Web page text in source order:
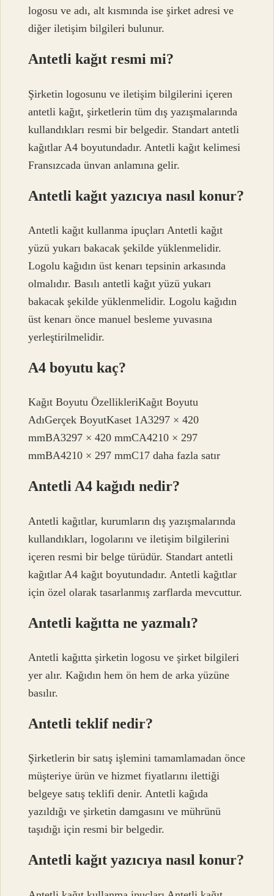
logosu ve adı, alt kısmında ise şirket adresi ve
diğer iletişim bilgileri bulunur.
Antetli kağıt resmi mi?
Şirketin logosunu ve iletişim bilgilerini içeren
antetli kağıt, şirketlerin tüm dış yazışmalarında
kullandıkları resmi bir belgedir. Standart antetli
kağıtlar A4 boyutundadır. Antetli kağıt kelimesi
Fransızcada ünvan anlamına gelir.
Antetli kağıt yazıcıya nasıl konur?
Antetli kağıt kullanma ipuçları Antetli kağıt
yüzü yukarı bakacak şekilde yüklenmelidir.
Logolu kağıdın üst kenarı tepsinin arkasında
olmalıdır. Basılı antetli kağıt yüzü yukarı
bakacak şekilde yüklenmelidir. Logolu kağıdın
üst kenarı önce manuel besleme yuvasına
yerleştirilmelidir.
A4 boyutu kaç?
Kağıt Boyutu ÖzellikleriKağıt Boyutu
AdıGerçek BoyutKaset 1A3297 × 420
mmBA3297 × 420 mmCA4210 × 297
mmBA4210 × 297 mmC17 daha fazla satır
Antetli A4 kağıdı nedir?
Antetli kağıtlar, kurumların dış yazışmalarında
kullandıkları, logolarını ve iletişim bilgilerini
içeren resmi bir belge türüdür. Standart antetli
kağıtlar A4 kağıt boyutundadır. Antetli kağıtlar
için özel olarak tasarlanmış zarflarda mevcuttur.
Antetli kağıtta ne yazmalı?
Antetli kağıtta şirketin logosu ve şirket bilgileri
yer alır. Kağıdın hem ön hem de arka yüzüne
basılır.
Antetli teklif nedir?
Şirketlerin bir satış işlemini tamamlamadan önce
müşteriye ürün ve hizmet fiyatlarını ilettiği
belgeye satış teklifi denir. Antetli kağıda
yazıldığı ve şirketin damgasını ve mührünü
taşıdığı için resmi bir belgedir.
Antetli kağıt yazıcıya nasıl konur?